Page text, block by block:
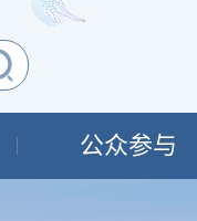
公众参与